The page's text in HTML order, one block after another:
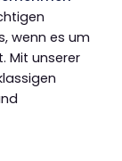
wenn es um
Mit unserer